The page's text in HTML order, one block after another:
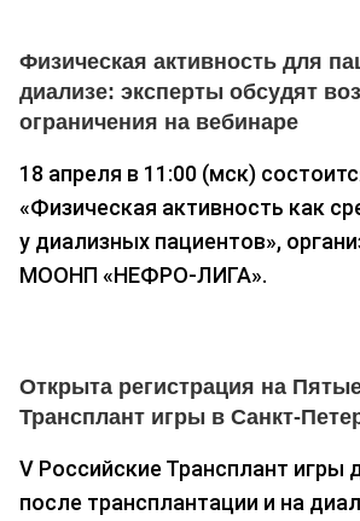
Физическая активность для
диализе: эксперты обсудят
ограничения на вебинаре
18 апреля в 11:00 (мск)
«Физическая активность как
у диализных пациентов»,
МООНП «НЕФРО-ЛИГА».
Открыта регистрация на
Трансплант игры в Санкт-
V Российские Трансплант игры
после трансплантации и на